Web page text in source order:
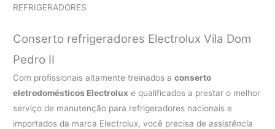
REFRIGERADORES
Conserto refrigeradores Electrolux Vila Dom
Pedro II
Com profissionais altamente treinados aconserto
eletrodomésticos Electrolux e qualificados a prestar o melhor
serviço de manutenção para refrigeradores nacionais e
importados da marca Electrolux, você precisa deassistência